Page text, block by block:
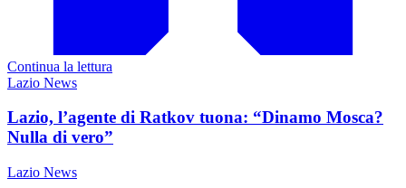
Continua la lettura
Lazio News
Lazio, l’agente di Ratkov tuona: “Dinamo Mosca?
Nulla di vero”
Lazio News